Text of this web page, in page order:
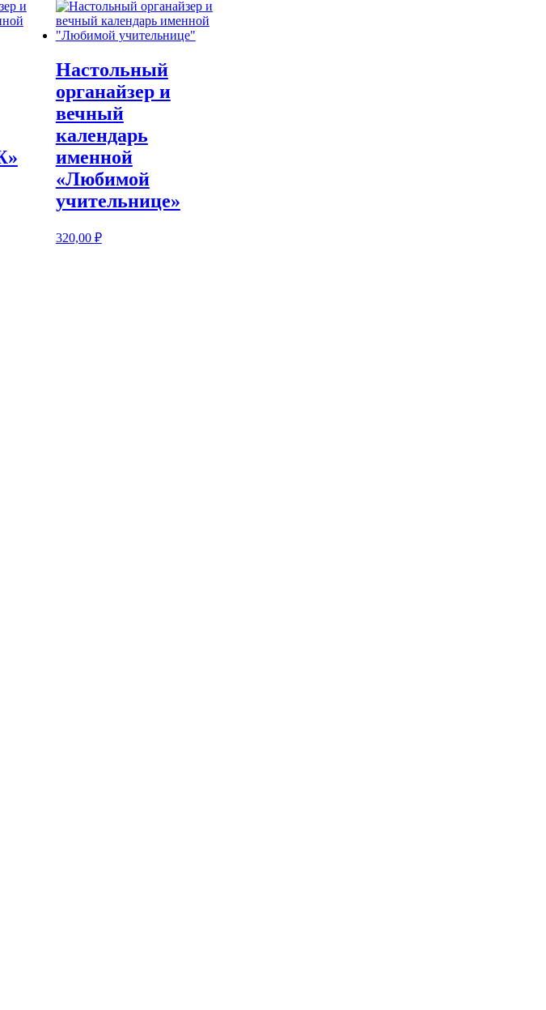
Настольный
органайзер и
вечный
календарь
именной
«Любимой
учительнице»
320,00 ₽